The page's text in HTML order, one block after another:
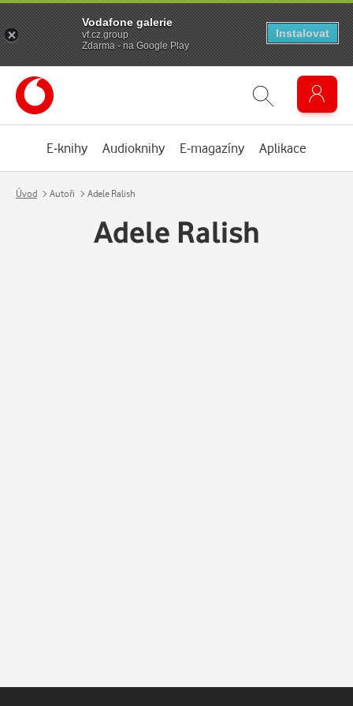
E-knihy Audioknihy E-magazíny Aplikace
Úvod Autoři Adele Ralish
Adele Ralish
Vodafone galerie
vf.cz.group
Zdarma - na Google Play
Instalovat